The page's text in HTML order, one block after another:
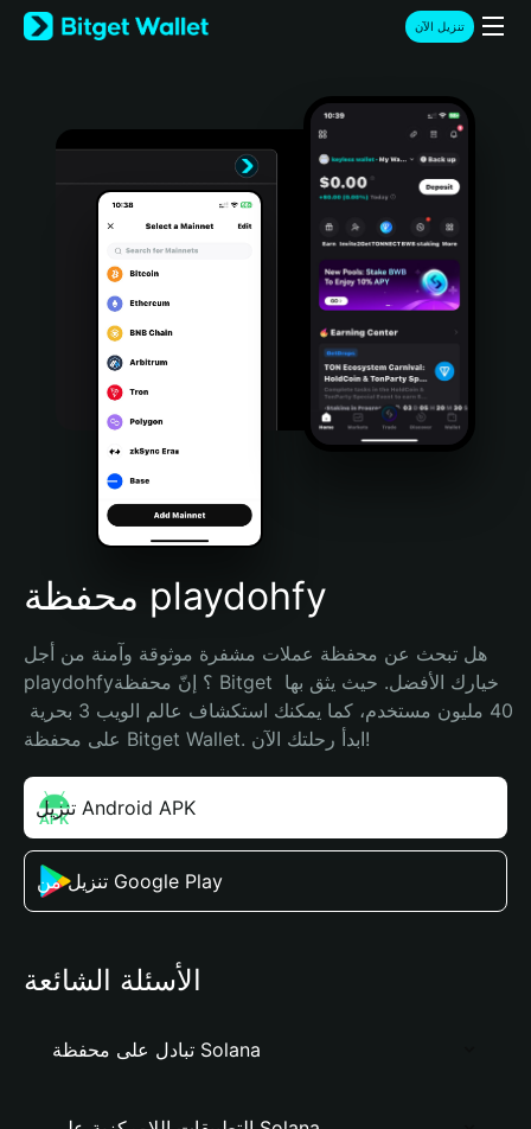
English
日本語
Türkçe
Português (Portugal)
Bahasa Indonesia
Português (Brasil)
Español (Argentina)
تنزيل الآن
محفظة playdohfy
هل تبحث عن محفظة عملات مشفرة موثوقة وآمنة من أجل
playdohfy؟ إنّ محفظة Bitget خيارك الأفضل. حيث يثق بها
على محفظة Bitget Wallet. ابدأ رحلتك الآن!
تنزيل Android APK
تنزيل من Google Play
الأسئلة الشائعة
تبادل على محفظة Solana